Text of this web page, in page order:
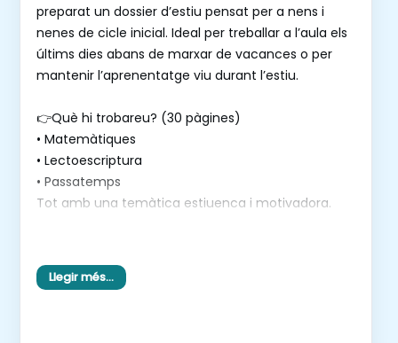
preparat un dossier d’estiu pensat per a nens i
nenes de cicle inicial. Ideal per treballar a l’aula els
últims dies abans de marxar de vacances o per
mantenir l’aprenentatge viu durant l’estiu.
👉Què hi trobareu? (30 pàgines)
• Matemàtiques
• Lectoescriptura
• Passatemps
Tot amb una temàtica estiuenca i motivadora.
d’imprempta.
Llegir més…